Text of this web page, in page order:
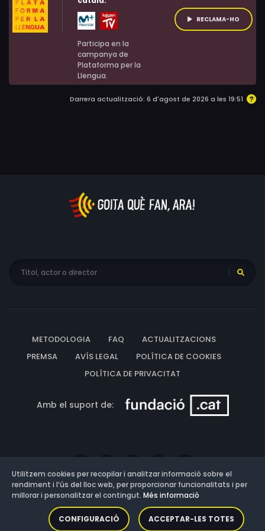
Participa en la
campanya de
Plataforma per la
Llengua.
RECLAMA-HO
Darrera actualització: 6 d'agost de 2026 a les 19:51
METODOLOGIA FAQ
ACTUALITZACIONS
PREMSA
AVÍS LEGAL
POLÍTICA DE COOKIES
POLÍTICA DE PRIVACITAT
Amb el suport de:
Versió: 3.13.0.202607011342
Utilitzem cookies per recopilar i analitzar informació sobre el
rendiment i l’ús del lloc web, per proporcionar funcionalitats i per
millorar i personalitzar el contingut. Més informació
CONFIGURACIÓ ACCEPTAR-LES TOTES